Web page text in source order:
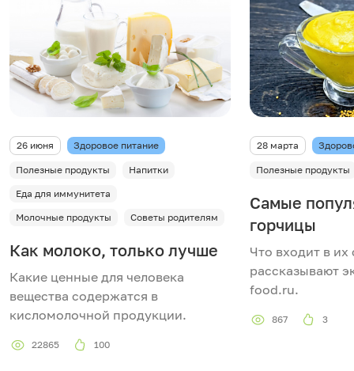
26 июня Здоровое питание
Полезные продукты
Напитки
Еда для иммунитета
Молочные продукты
Советы родителям
Как молоко, только лучше
Какие ценные для человека
вещества содержатся в
кисломолочной продукции.
22865 100
28 марта
Полезные продукты
Самые
горчицы
Что входит в их
рассказывают
food.ru.
867 3